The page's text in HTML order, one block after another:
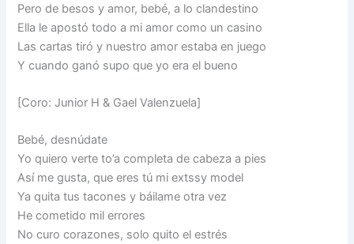
Pero de besos y amor, bebé, a lo clandestino
Ella le apostó todo a mi amor como un casino
Las cartas tiró y nuestro amor estaba en juego
Y cuando ganó supo que yo era el bueno
[Coro: Junior H & Gael Valenzuela]
Bebé, desnúdate
Yo quiero verte to’a completa de cabeza a pies
Así me gusta, que eres tú mi extssy model
Ya quita tus tacones y báilame otra vez
He cometido mil errores
No curo corazones, solo quito el estrés